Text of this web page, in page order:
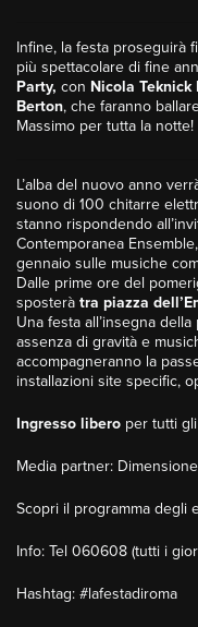
Infine, la festa proseguirà
più spettacolare di fine
Party, con Nicola
Berton, che faranno
Massimo per tutta la notte!
L’alba del nuovo anno
suono di 100 chitarre
stanno rispondendo
Contemporanea
gennaio sulle musiche
Dalle prime ore del
sposterà tra piazza
Una festa all’insegna
assenza di gravità e
accompagneranno la
installazioni site specific,
Ingresso libero per tutti
Media partner:
Scopri il programma degli
Info: Tel 060608 (tutti i
Hashtag: #lafestadiroma